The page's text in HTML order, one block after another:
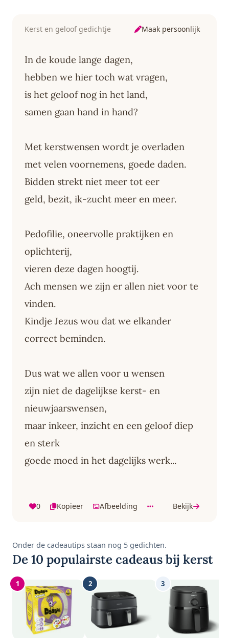
Kerst en geloof gedichtje Maak persoonlijk
In de koude lange dagen,
hebben we hier toch wat vragen,
is het geloof nog in het land,
samen gaan hand in hand?
Met kerstwensen wordt je overladen
met velen voornemens, goede daden.
Bidden strekt niet meer tot eer
geld, bezit, ik-zucht meer en meer.
Pedofilie, oneervolle praktijken en
oplichterij,
vieren deze dagen hoogtij.
Ach mensen we zijn er allen niet voor te
vinden.
Kindje Jezus wou dat we elkander
correct beminden.
Dus wat we allen voor u wensen
zijn niet de dagelijkse kerst- en
nieuwjaarswensen,
maar inkeer, inzicht en een geloof diep
en sterk
goede moed in het dagelijks werk...
0 Kopieer Afbeelding Bekijk
Onder de cadeautips staan nog 5 gedichten.
De 10 populairste cadeaus bij kerst
1 2 3